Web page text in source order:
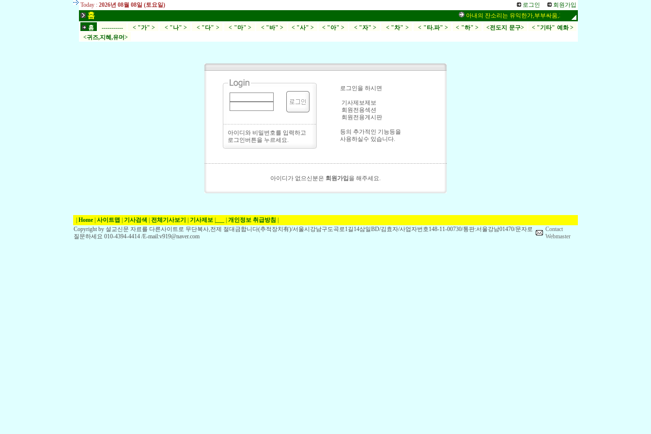
Today : 2026년 08월 08일 (토요일) 로그인 회원가입
홈 아내의 잔소리는 유익한가,부부싸움,가정
홈
----------- < "가" > < "나" > < "다" > < "마" > < "바" > < "사" > < "아" > < "자" > < "차" > < "타.파" > < "하" > <전도지 문구>
< "기타" 예화 >
<귀즈,지혜,유머>
아이디와 비밀번호를 입력하고
로그인버튼을 누르세요.
로그인을 하시면
기사제보제보
회원전용섹션
회원전용게시판
등의 추가적인 기능등을
사용하실수 있습니다.
아이디가 없으신분은 회원가입 을 해주세요.
Home 사이트맵 기사검색 전체기사보기 기사제보 개인정보 취급방침
Copyright by 설교신문 자료를 다른사이트로 무단복사,전제 절대금합니다(추적장치有)/서울시강남구도곡로1길14삼일BD/김효자/사업자번호148-11-00730/통판:서울강남01470/문자로
질문하세요 010-4394-4414 /E-mail:v919@naver.com
Contact
Webmaster